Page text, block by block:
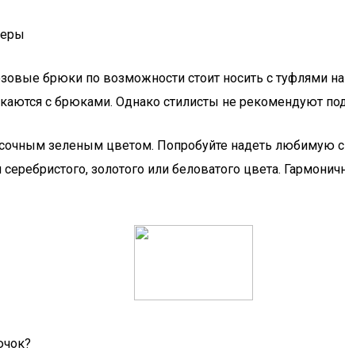
брюки по возможности стоит носить с туфлями
с брюками. Однако стилисты не рекомендуют
зеленым цветом. Попробуйте надеть любимую
золотого или беловатого цвета.